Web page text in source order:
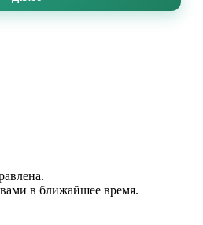
в ближайшее время.